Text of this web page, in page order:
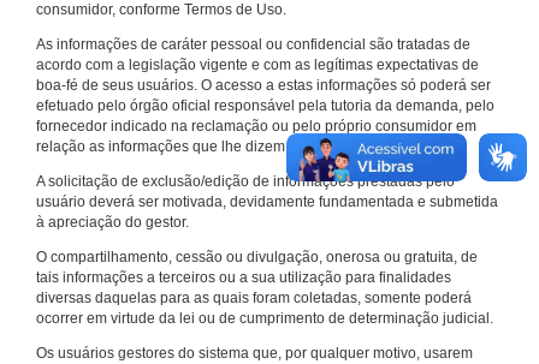
consumidor, conforme Termos de Uso.
As informações de caráter pessoal ou confidencial são tratadas de
acordo com a legislação vigente e com as legítimas expectativas de
boa-fé de seus usuários. O acesso a estas informações só poderá ser
efetuado pelo órgão oficial responsável pela tutoria da demanda, pelo
fornecedor indicado na reclamação ou pelo próprio consumidor em
relação as informações que lhe dizem respeito.
A solicitação de exclusão/edição de informações prestadas pelo
usuário deverá ser motivada, devidamente fundamentada e submetida
à apreciação do gestor.
O compartilhamento, cessão ou divulgação, onerosa ou gratuita, de
tais informações a terceiros ou a sua utilização para finalidades
diversas daquelas para as quais foram coletadas, somente poderá
ocorrer em virtude da lei ou de cumprimento de determinação judicial.
Os usuários gestores do sistema que, por qualquer motivo, usarem